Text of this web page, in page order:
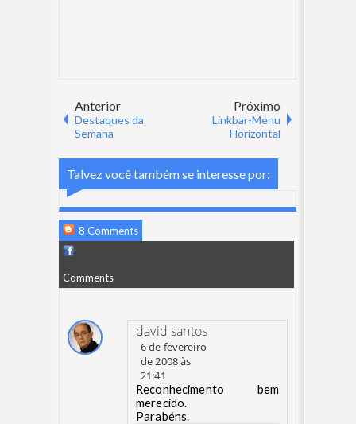
Anterior
Destaques da
Semana
Próximo
Linkbar-Menu
Horizontal
Talvez você também se interesse por:
8 Comments
Comments
david santos
6 de fevereiro
de 2008 às
21:41
Reconhecimento bem
merecido.
Parabéns.